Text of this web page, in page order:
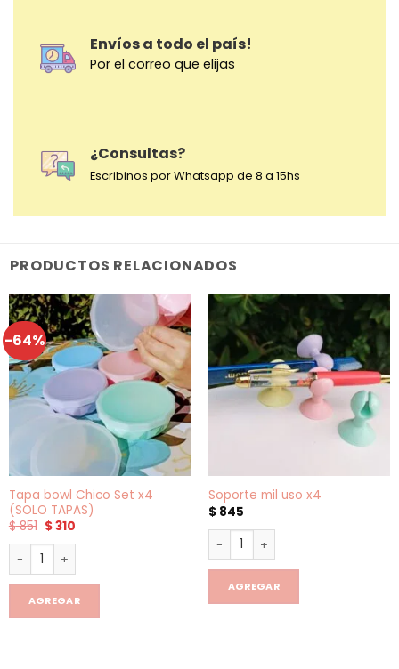
Envíos a todo el país!
Por el correo que elijas
¿Consultas?
Escribinos por Whatsapp de 8 a 15hs
PRODUCTOS RELACIONADOS
-64%
Tapa bowl Chico Set x4
(SOLO TAPAS)
$851 El
precio
original
era:
$ 851.
$310El
actual
$ 310.
Tapa bowl Chico Set x4 (SOLO TAPAS) cantidad
AGREGAR
Soporte mil uso x4
$845
Soporte mil uso x4 cantidad
AGREGAR